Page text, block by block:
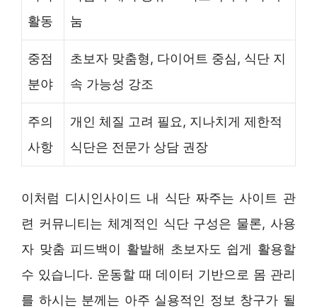
활동
눔
중점
분야
초보자 맞춤형, 다이어트 중심, 식단 지
속 가능성 강조
주의
사항
개인 체질 고려 필요, 지나치게 제한적
식단은 전문가 상담 권장
이처럼 디시인사이드 내 식단 짜주는 사이트 관
련 커뮤니티는 체계적인 식단 구성은 물론, 사용
자 맞춤 피드백이 활발해 초보자도 쉽게 활용할
수 있습니다. 운동할 때 데이터 기반으로 몸 관리
를 하시는 분께는 아주 실용적인 정보 창구가 될